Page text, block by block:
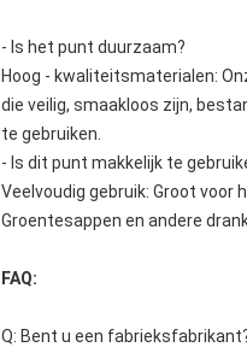
- Is het punt duurzaam?
Hoog - kwaliteitsmaterialen:
die veilig, smaakloos zijn,
te gebruiken.
- Is dit punt makkelijk te
Veelvoudig gebruik: Groot voor
Groentesappen en andere
FAQ:
Q: Bent u een